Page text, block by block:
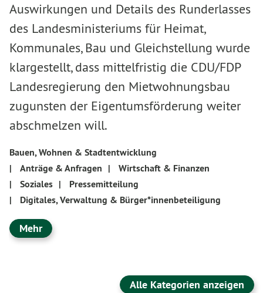
Auswirkungen und Details des Runderlasses
des Landesministeriums für Heimat,
Kommunales, Bau und Gleichstellung wurde
klargestellt, dass mittelfristig die CDU/FDP
Landesregierung den Mietwohnungsbau
zugunsten der Eigentumsförderung weiter
abschmelzen will.
Bauen, Wohnen & Stadtentwicklung
|
Anträge & Anfragen |
Wirtschaft & Finanzen
|
Soziales |
Pressemitteilung
|
Digitales, Verwaltung & Bürger*innenbeteiligung
Mehr
Alle Kategorien anzeigen